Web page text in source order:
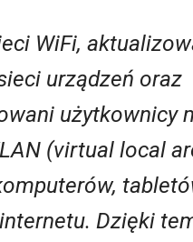
WiFi,
urządzeń oraz
użytkownicy
(virtual local
Dzięki